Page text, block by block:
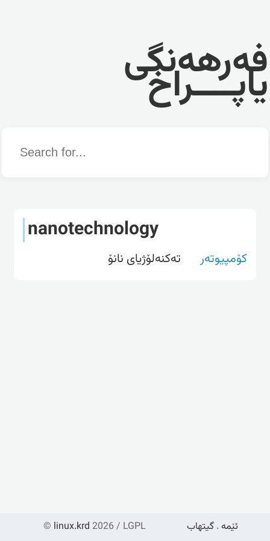
فەرهەنگی
یاپــــراخ
Word
nanotechnology
کۆمپیوتەر ته‌كنه‌لۆژیای نانۆ
© linux.krd 2026 / LGPL ئێمە . گیتهاب